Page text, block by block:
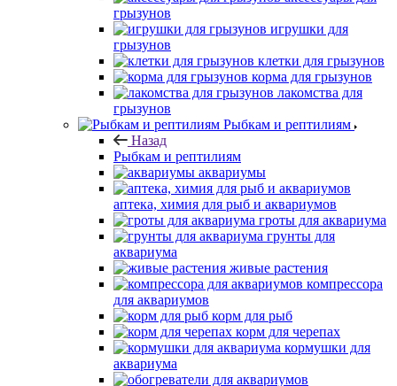
грызунов
игрушки для
грызунов
клетки для грызунов
корма для грызунов
лакомства для
грызунов
Рыбкам и рептилиям
Назад
Рыбкам и рептилиям
аквариумы
аптека, химия для рыб и аквариумов
гроты для аквариума
грунты для
аквариума
живые растения
компрессора
для аквариумов
корм для рыб
корм для черепах
кормушки для
аквариума